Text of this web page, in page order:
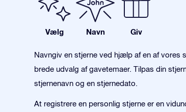
Vælg Navn Giv
Navngiv en stjerne ved hjælp af en af vores
brede udvalg af gavetemaer. Tilpas din
stjernenavn og en stjernedato.
At registrere en personlig stjerne er en